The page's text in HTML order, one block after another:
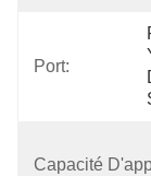
Port:
Capacité